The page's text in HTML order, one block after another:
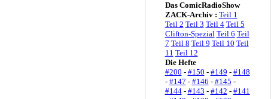
Das ComicRadioShow
ZACK-Archiv : Teil 1
Teil 2 Teil 3 Teil 4 Teil 5
Clifton-Spezial Teil 6 Teil
7 Teil 8 Teil 9 Teil 10 Teil
11 Teil 12
Die Hefte
#200 - #150 - #149 - #148
- #147 - #146 - #145 -
#144- #143 - #142 - #141